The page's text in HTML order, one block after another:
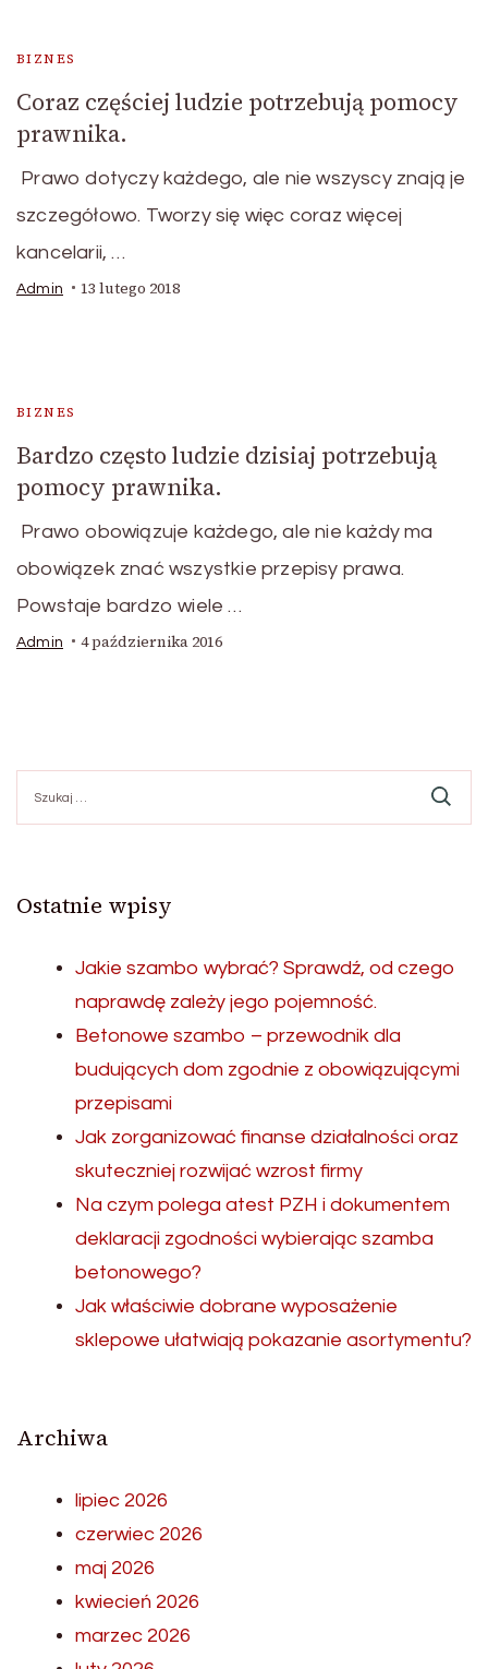
BIZNES
Coraz częściej ludzie potrzebują pomocy
prawnika.
Prawo dotyczy każdego, ale nie wszyscy znają je
szczegółowo. Tworzy się więc coraz więcej
kancelarii, …
Admin 13 lutego 2018
BIZNES
Bardzo często ludzie dzisiaj potrzebują
pomocy prawnika.
Prawo obowiązuje każdego, ale nie każdy ma
obowiązek znać wszystkie przepisy prawa.
Powstaje bardzo wiele …
Admin 4 października 2016
Ostatnie wpisy
Jakie szambo wybrać? Sprawdź, od czego
naprawdę zależy jego pojemność.
Betonowe szambo – przewodnik dla
budujących dom zgodnie z obowiązującymi
przepisami
Jak zorganizować finanse działalności oraz
skuteczniej rozwijać wzrost firmy
Na czym polega atest PZH i dokumentem
deklaracji zgodności wybierając szamba
betonowego?
Jak właściwie dobrane wyposażenie
sklepowe ułatwiają pokazanie asortymentu?
Archiwa
lipiec 2026
czerwiec 2026
maj 2026
kwiecień 2026
marzec 2026